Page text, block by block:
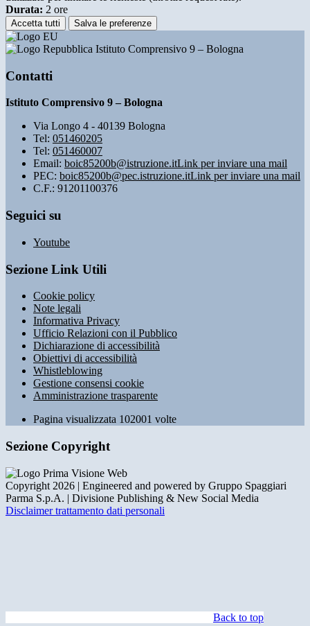
Durata: 2 ore
Accetta tutti Salva le preferenze
Istituto Comprensivo 9 – Bologna
Contatti
Istituto Comprensivo 9 – Bologna
Via Longo 4 - 40139 Bologna
Tel: 051460205
Tel: 051460007
Email: boic85200b@istruzione.itLink per inviare una mail
PEC: boic85200b@pec.istruzione.itLink per inviare una mail
C.F.: 91201100376
Seguici su
Youtube
Sezione Link Utili
Cookie policy
Note legali
Informativa Privacy
Ufficio Relazioni con il Pubblico
Dichiarazione di accessibilità
Obiettivi di accessibilità
Whistleblowing
Gestione consensi cookie
Amministrazione trasparente
Pagina visualizzata 102001 volte
Sezione Copyright
Copyright 2026 | Engineered and powered by Gruppo Spaggiari
Parma S.p.A. | Divisione Publishing & New Social Media
Disclaimer trattamento dati personali
Back to top